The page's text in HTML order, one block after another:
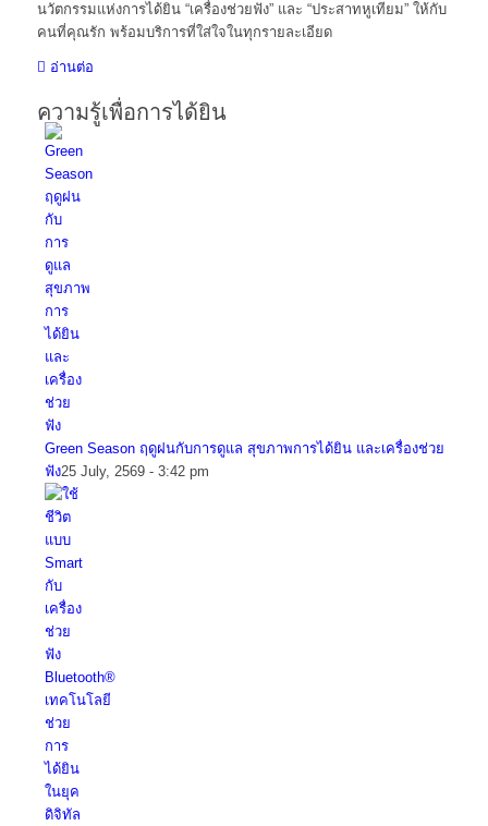
นวัตกรรมแห่งการได้ยิน “เครื่องช่วยฟัง” และ “ประสาทหูเทียม” ให้กับ
คนที่คุณรัก พร้อมบริการที่ใส่ใจในทุกรายละเอียด
อ่านต่อ
ความรู้เพื่อการได้ยิน
Green Season ฤดูฝนกับการดูแล สุขภาพการได้ยิน และเครื่องช่วย
ฟัง25 July, 2569 - 3:42 pm